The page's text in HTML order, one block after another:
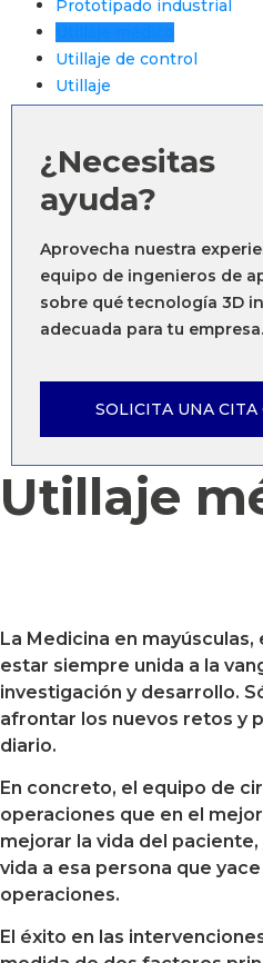
Prototipado industrial
Utillaje de control
Utillaje
¿Necesitas
ayuda?
Aprovecha nuestra
equipo de ingenieros de
sobre qué tecnología 3D
adecuada para tu empresa.
SOLICITA UNA CITA
Utillaje
La Medicina en
estar siempre unida a la
investigación y desarrollo.
afrontar los nuevos retos y
diario.
En concreto, el equipo de
operaciones que en el
mejorar la vida del
vida a esa persona que
operaciones.
El éxito en las